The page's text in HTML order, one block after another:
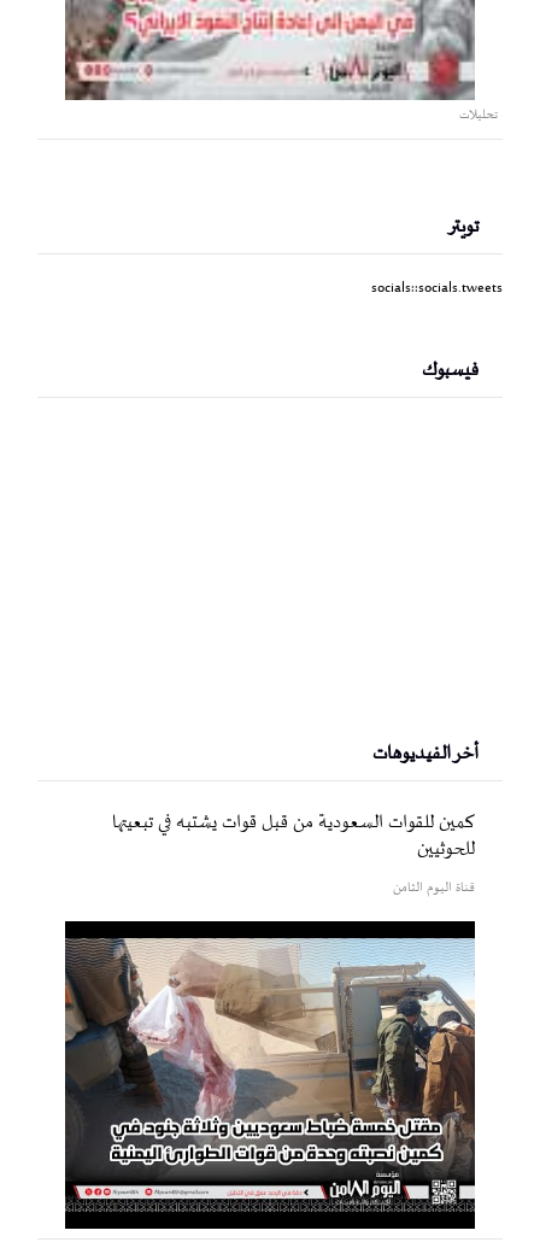
تحليلات
تويتر
socials::socials.tweets
فيسبوك
أخر الفيديوهات
كمين للقوات السعودية من قبل قوات يشتبه في تبعيتها
للحوثيين
قناة اليوم الثامن